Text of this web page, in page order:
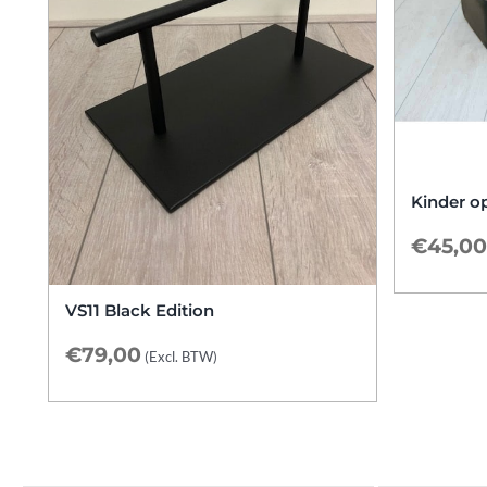
VS11 Black Edition
€79,00 (Excl. BTW)
Kinder
€45,00